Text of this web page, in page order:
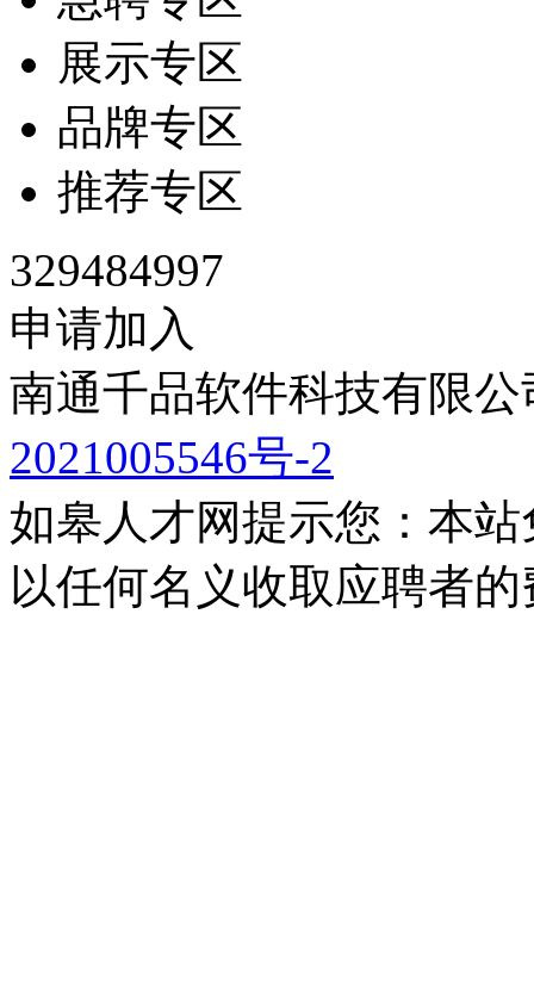
展示专区
品牌专区
推荐专区
329484997
申请加入
南通千品软件科技有限
2021005546号-2
如皋人才网提示您：本
以任何名义收取应聘者